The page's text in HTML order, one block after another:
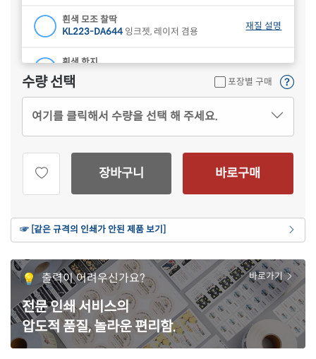
흰색 모조 찰딱
KL223-DA644 잉크젯, 레이저 겸용
재질 설명
흰색 한지
CL223HJ-DA644
재질 설명
CL223B-DA644잉크젯, 레이저 겸용
재질 설명
CL223G-DA644
잉크젯, 레이저 겸용
재질 설명
재질 설명
연노란색 모조
CL223Y-DA644잉크젯, 레이저 겸용
갈색 크라프트
CL223KR-DA644잉크젯, 레이저 겸용
재질 설명
파란색 모조
CL223TB-DA644 잉크젯, 레이저 겸용
재질 설명
수량 선택 포장별 구매
여기를 클릭해서 수량을 선택 해 주세요.
장바구니 바로구매
☞ [같은 규격의 인쇄가 안된 제품 보기]
출력이 어려우신가요?
전문 인쇄 서비스의
압도적 품질, 놀라운 편리함.
바로가기